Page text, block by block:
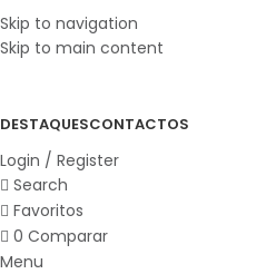
Skip to navigation
Skip to main content
DESTAQUESCONTACTOS
Login / Register
Search
Favoritos
0 Comparar
Menu